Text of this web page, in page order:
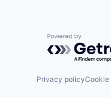
Powered by
Privacy policyCookie